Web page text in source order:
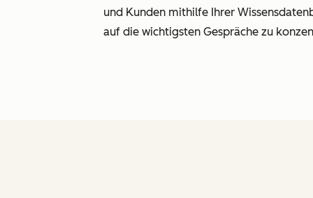
und Kunden mithilfe Ihrer
auf die wichtigsten Gespräche zu